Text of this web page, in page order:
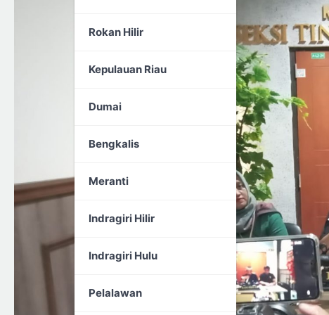
Rokan Hilir
Kepulauan Riau
Dumai
Bengkalis
Meranti
Indragiri Hilir
Indragiri Hulu
Pelalawan